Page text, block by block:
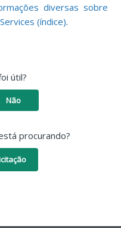
diversas sobre
(índice).
útil?
Não
procurando?